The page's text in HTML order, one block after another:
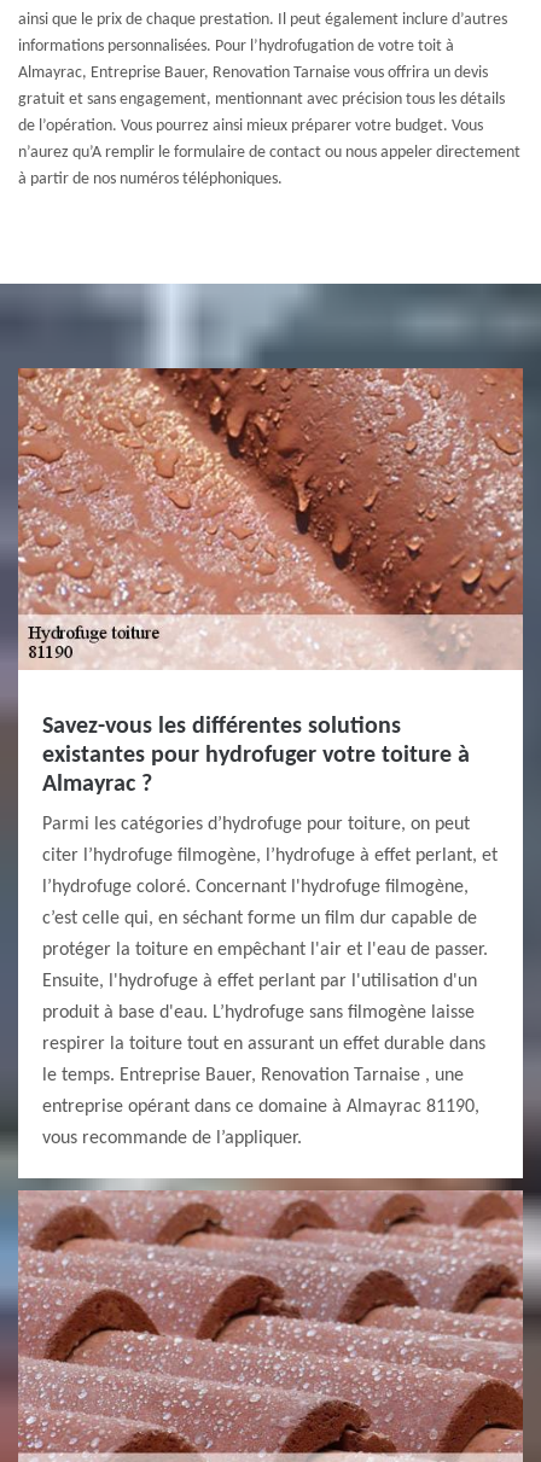
ainsi que le prix de chaque prestation. Il peut également inclure d’autres
informations personnalisées. Pour l’hydrofugation de votre toit à
Almayrac, Entreprise Bauer, Renovation Tarnaise vous offrira un devis
gratuit et sans engagement, mentionnant avec précision tous les détails
de l’opération. Vous pourrez ainsi mieux préparer votre budget. Vous
n’aurez qu’A remplir le formulaire de contact ou nous appeler directement
à partir de nos numéros téléphoniques.
Savez-vous les différentes solutions
existantes pour hydrofuger votre toiture à
Almayrac ?
Parmi les catégories d’hydrofuge pour toiture, on peut
citer l’hydrofuge filmogène, l’hydrofuge à effet perlant, et
l’hydrofuge coloré. Concernant l'hydrofuge filmogène,
c’est celle qui, en séchant forme un film dur capable de
protéger la toiture en empêchant l'air et l'eau de passer.
Ensuite, l'hydrofuge à effet perlant par l'utilisation d'un
produit à base d'eau. L’hydrofuge sans filmogène laisse
respirer la toiture tout en assurant un effet durable dans
le temps. Entreprise Bauer, Renovation Tarnaise , une
entreprise opérant dans ce domaine à Almayrac 81190,
vous recommande de l’appliquer.